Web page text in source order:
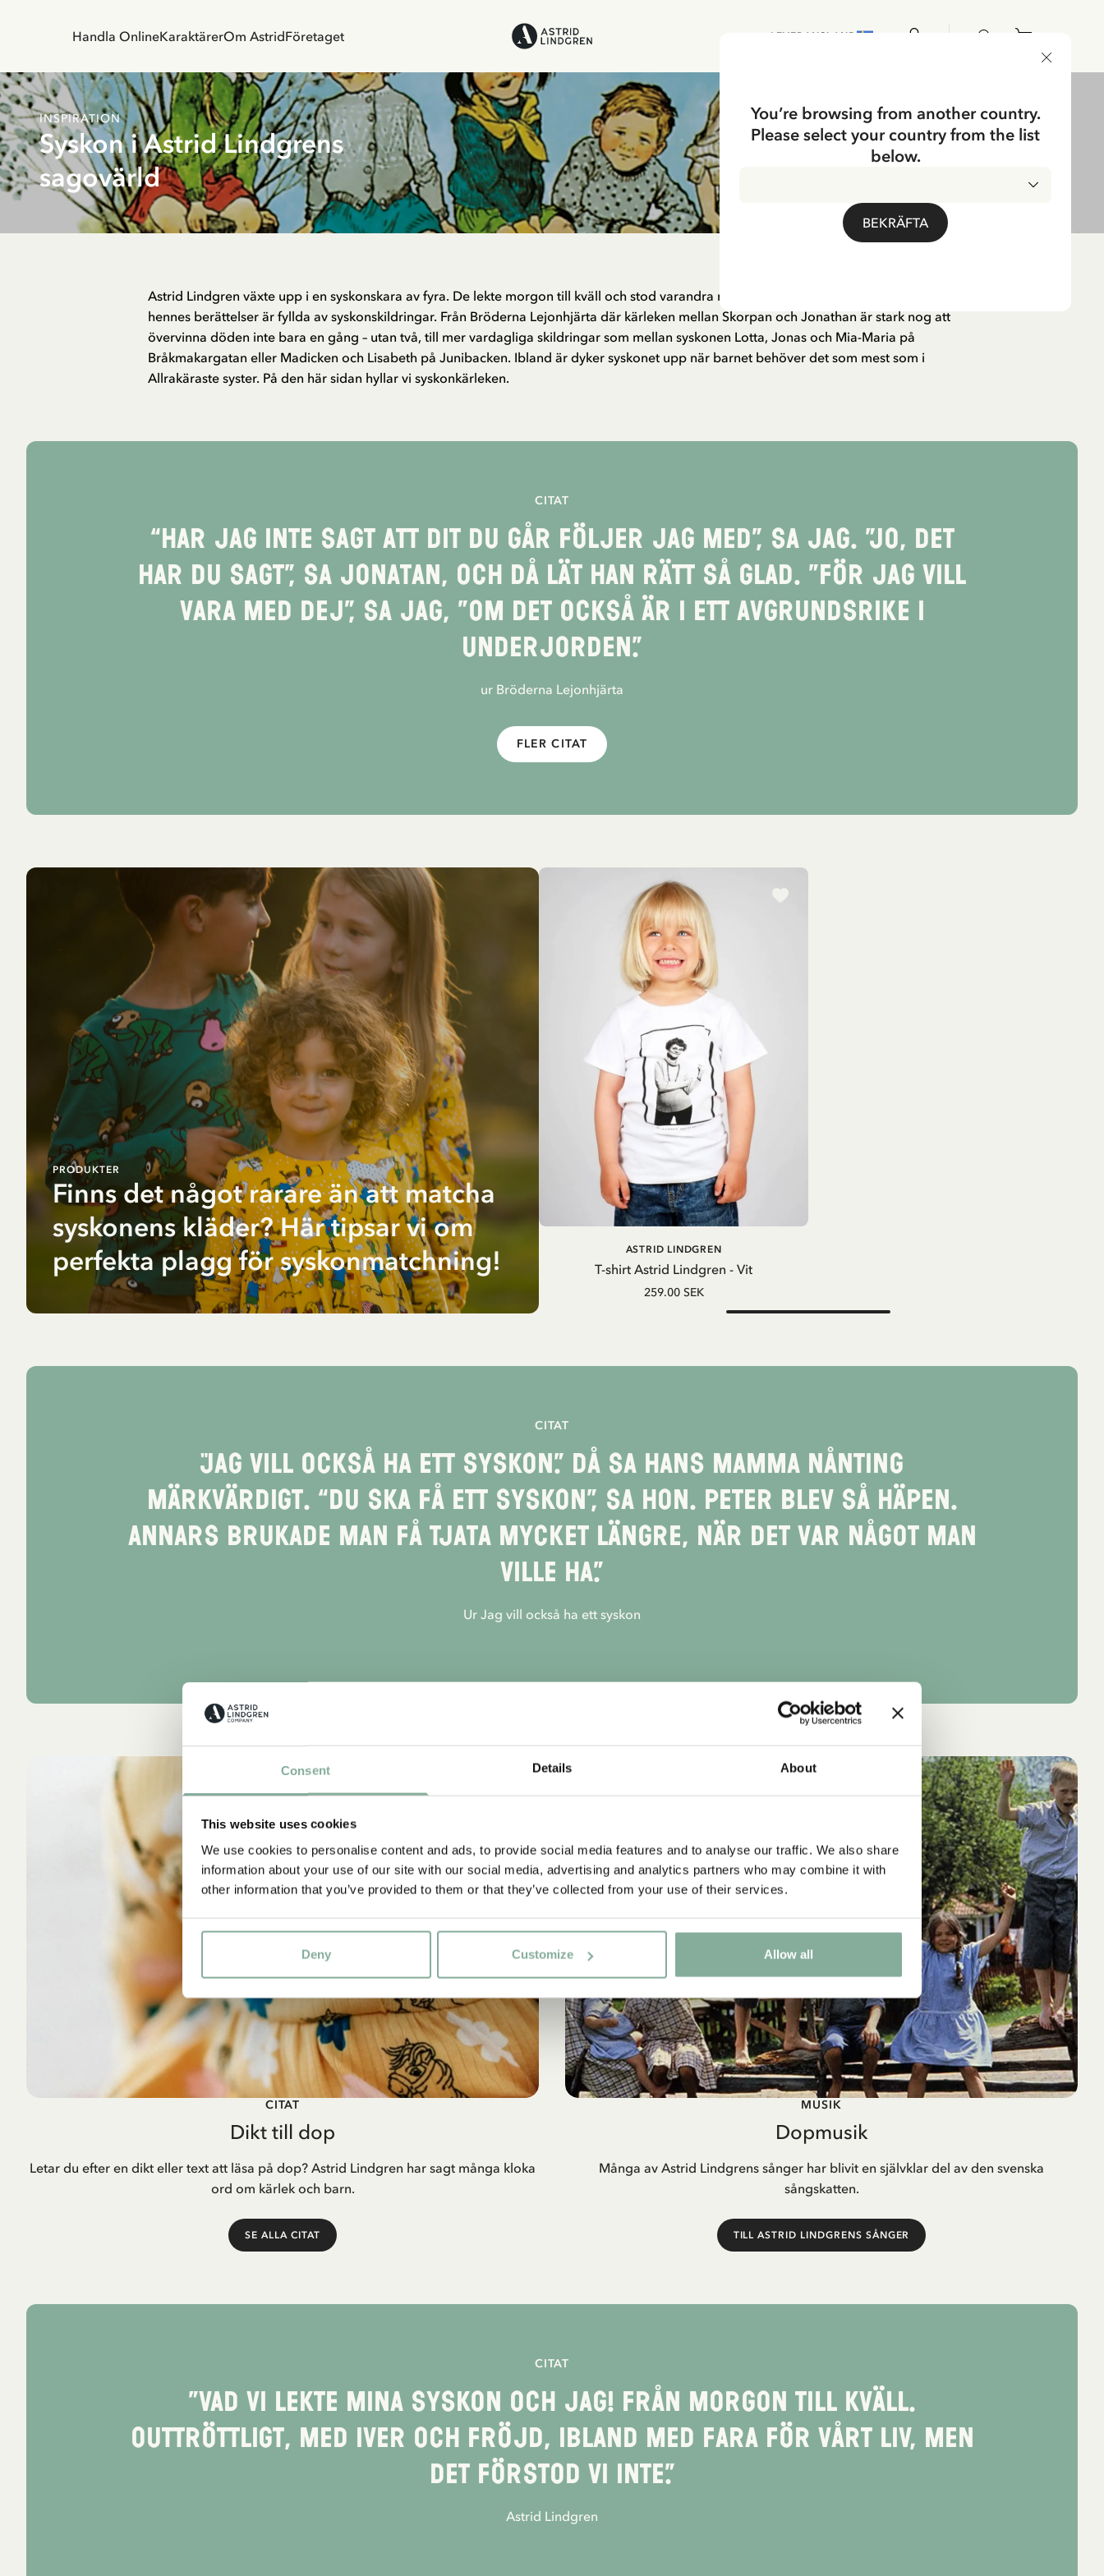
Consent Details About
This website uses cookies
We use cookies to personalise content and ads, to provide social media features and to analyse our traffic. We also share
information about your use of our site with our social media, advertising and analytics partners who may combine it with
other information that you’ve provided to them or that they’ve collected from your use of their services.
Deny Customize Allow all
Handla OnlineKaraktärerOm AstridFöretaget LEVERANSLAND
INSPIRATION
Syskon i Astrid Lindgrens
sagovärld
Astrid Lindgren växte upp i en syskonskara av fyra. De lekte morgon till kväll och stod varandra nära hela livet. Inte så konstigt då att
hennes berättelser är fyllda av syskonskildringar. Från Bröderna Lejonhjärta där kärleken mellan Skorpan och Jonathan är stark nog att
övervinna döden inte bara en gång – utan två, till mer vardagliga skildringar som mellan syskonen Lotta, Jonas och Mia-Maria på
Bråkmakargatan eller Madicken och Lisabeth på Junibacken. Ibland är dyker syskonet upp när barnet behöver det som mest som i
Allrakäraste syster. På den här sidan hyllar vi syskonkärleken.
CITAT
“Har jag inte sagt att dit du går följer jag med”, sa jag. ”Jo, det
har du sagt”, sa Jonatan, och då lät han rätt så glad. ”För jag vill
vara med dej”, sa jag, ”om det också är i ett avgrundsrike i
underjorden.”
ur Bröderna Lejonhjärta
FLER CITAT
PRODUKTER
Finns det något rarare än att matcha
syskonens kläder? Här tipsar vi om
perfekta plagg för syskonmatchning!
T-shirt Astrid Lindgren - Vit
ASTRID LINDGREN
259.00 SEK
CITAT
"Jag vill också ha ett syskon.” Då sa hans mamma nånting
märkvärdigt. “Du ska få ett syskon”, sa hon. Peter blev så häpen.
Annars brukade man få tjata mycket längre, när det var något man
ville ha.”
Ur Jag vill också ha ett syskon
CITAT
Dikt till dop
Letar du efter en dikt eller text att läsa på dop? Astrid Lindgren har sagt många kloka
ord om kärlek och barn.
SE ALLA CITAT
MUSIK
Dopmusik
Många av Astrid Lindgrens sånger har blivit en självklar del av den svenska
sångskatten.
TILL ASTRID LINDGRENS SÅNGER
CITAT
”Vad vi lekte mina syskon och jag! Från morgon till kväll.
Outtröttligt, med iver och fröjd, ibland med fara för vårt liv, men
det förstod vi inte.”
Astrid Lindgren
You’re browsing from another country.
Please select your country from the list
below.
BEKRÄFTA
Prenumerera på vårt nyhetsbrev - få 10% rabatt
erbjudanden och fakta om Astrid Lindgren. Dessutom får du 10%
Ja, jag accepterar villkoren